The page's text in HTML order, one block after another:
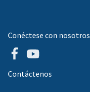
Conéctese con nosotros
Contáctenos